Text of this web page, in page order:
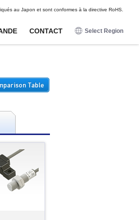
DE FR ES
au Japon et sont conformes à la directive RoHS.
CONTACT Select Region
Faisceaux de connecteurs
Faisceaux de connecteurs